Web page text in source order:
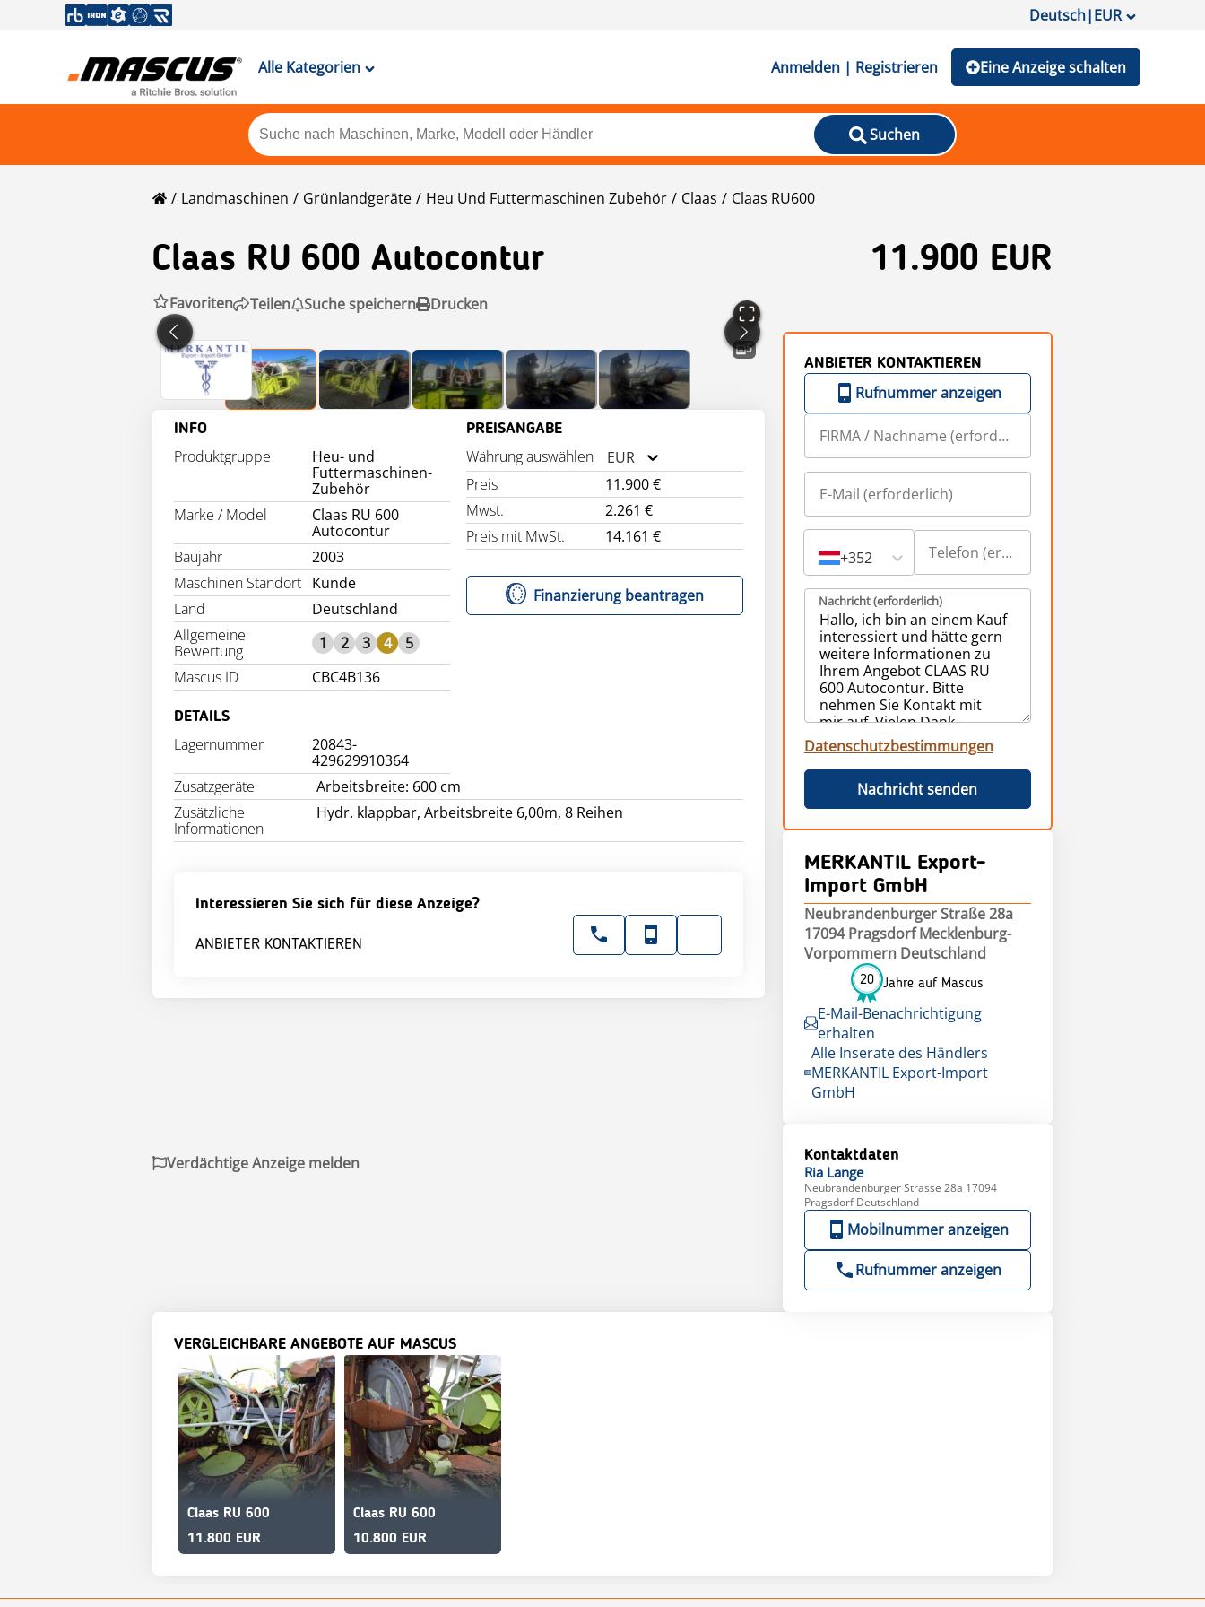
Deutsch|EUR
Alle Kategorien Anmelden | Registrieren Eine Anzeige schalten
Suchen
Landmaschinen Grünlandgeräte Heu Und Futtermaschinen Zubehör Claas Claas RU600
Claas RU 600 Autocontur 11.900 EUR
Favoriten Teilen Suche speichern Drucken
5
INFO
Produktgruppe
Heu- und
Futtermaschinen-
Zubehör
Marke / Model
Claas RU 600
Autocontur
Baujahr
2003
Maschinen Standort Kunde
Land
Deutschland
Allgemeine
Bewertung
1 2 3 4
5
Mascus ID
CBC4B136
PREISANGABE
Währung auswählen
EUR
Preis
11.900 €
Mwst.
2.261 €
Preis mit MwSt.
14.161 €
Finanzierung beantragen
DETAILS
Lagernummer
20843-
429629910364
Zusatzgeräte
Arbeitsbreite: 600 cm
Zusätzliche
Informationen
Hydr. klappbar, Arbeitsbreite 6,00m, 8 Reihen
Interessieren Sie sich für diese Anzeige?
ANBIETER KONTAKTIEREN
ANBIETER KONTAKTIEREN
Rufnummer anzeigen
+352
Nachricht (erforderlich)
Datenschutzbestimmungen
Nachricht senden
MERKANTIL Export-
Import GmbH
Neubrandenburger Straße 28a
17094 Pragsdorf Mecklenburg-
Vorpommern Deutschland
20 Jahre auf Mascus
E-Mail-Benachrichtigung
erhalten
Alle Inserate des Händlers
MERKANTIL Export-Import
GmbH
Kontaktdaten
Ria Lange
Neubrandenburger Strasse 28a 17094
Pragsdorf Deutschland
Mobilnummer anzeigen
Rufnummer anzeigen
Verdächtige Anzeige melden
VERGLEICHBARE ANGEBOTE AUF MASCUS
Claas RU 600
11.800 EUR
Claas RU 600
10.800 EUR